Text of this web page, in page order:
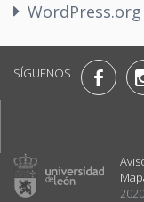
WordPress.org
SÍGUENOS